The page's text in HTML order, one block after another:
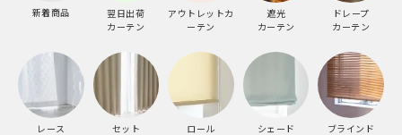
新着商品
翌日出荷
カーテン
アウトレットカ
ーテン
遮光
カーテン
ドレープ
カーテン
レース
セット
ロール
シェード ブラインド